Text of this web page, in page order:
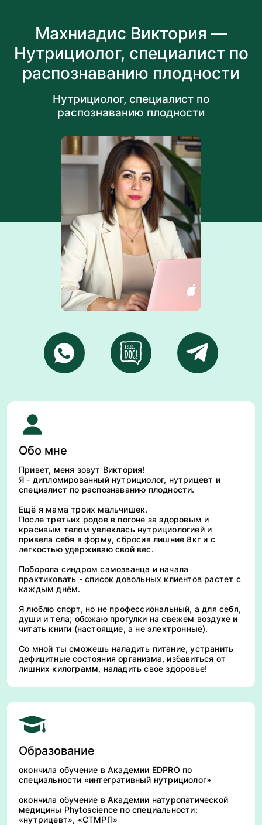
Махниадис Виктория —
Нутрициолог, специалист по
распознаванию плодности
Нутрициолог, специалист по
распознаванию плодности
Обо мне
Привет, меня зовут Виктория!
Я - дипломированный нутрициолог, нутрицевт и
специалист по распознаванию плодности.
Ещё я мама троих мальчишек.
После третьих родов в погоне за здоровым и
красивым телом увлеклась нутрициологией и
привела себя в форму, сбросив лишние 8кг и с
легкостью удерживаю свой вес.
Поборола синдром самозванца и начала
практиковать - список довольных клиентов растет с
каждым днём.
Я люблю спорт, но не профессиональный, а для себя,
души и тела; обожаю прогулки на свежем воздухе и
читать книги (настоящие, а не электронные).
Со мной ты сможешь наладить питание, устранить
дефицитные состояния организма, избавиться от
лишних килограмм, наладить свое здоровье!
Образование
окончила обучение в Академии EDPRO по
специальности «интегративный нутрициолог»
окончила обучение в Академии натуропатической
медицины Phytoscience по специальности:
«нутрицевт», «СТМРП»